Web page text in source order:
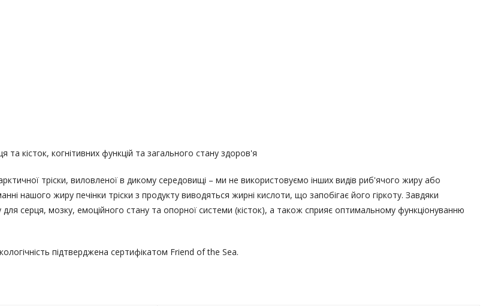
кісток, когнітивних функцій та загального стану здоров'я
тріски, виловленої в дикому середовищі – ми не використовуємо інших видів риб'ячого жиру або
нашого жиру печінки тріски з продукту виводяться жирні кислоти, що запобігає його гіркоту. Завдяки
серця, мозку, емоційного стану та опорної системи (кісток), а також сприяє оптимальному функціонуванню
підтверджена сертифікатом Friend of the Sea.